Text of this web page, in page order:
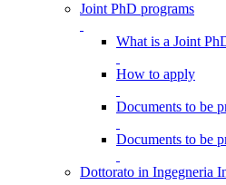
Joint PhD programs
What is a Joint
How to apply
Documents to be
Documents to be
Dottorato in Ingegneria